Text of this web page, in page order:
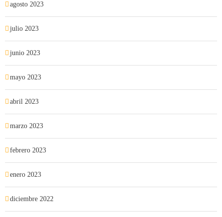
agosto 2023
julio 2023
junio 2023
mayo 2023
abril 2023
marzo 2023
febrero 2023
enero 2023
diciembre 2022